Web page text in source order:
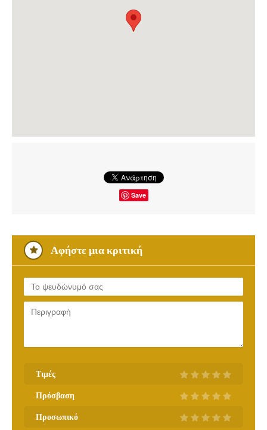
Save
Αφήστε μια κριτική
Τιμές
Πρόσβαση
Προσωπικό